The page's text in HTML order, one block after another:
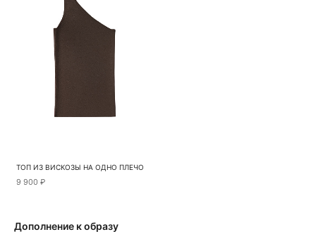
ТОП ИЗ ВИСКОЗЫ НА ОДНО ПЛЕЧО
9 900 ₽
Дополнение к образу